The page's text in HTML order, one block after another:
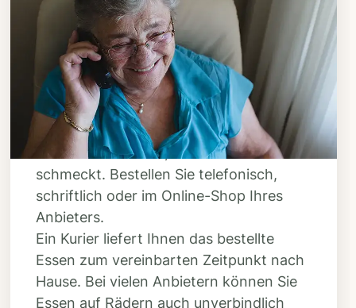
Schritt 3
Bestellen & liefern
lassen
Suchen Sie sich aus dem Speiseplan
Ihres Anbieters aus, was Ihnen
schmeckt. Bestellen Sie telefonisch,
schriftlich oder im Online-Shop Ihres
Anbieters.
Ein Kurier liefert Ihnen das bestellte
Essen zum vereinbarten Zeitpunkt nach
Hause. Bei vielen Anbietern können Sie
Essen auf Rädern auch unverbindlich